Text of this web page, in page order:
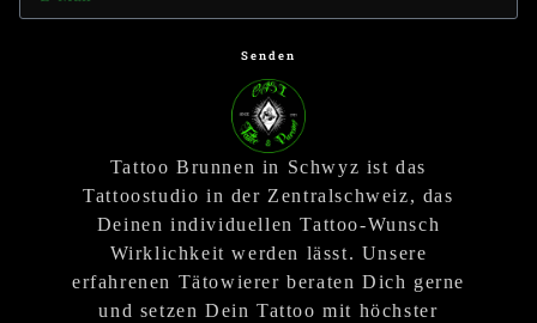
Senden
Tattoo Brunnen in Schwyz ist das
Tattoostudio in der Zentralschweiz, das
Deinen individuellen Tattoo-Wunsch
Wirklichkeit werden lässt. Unsere
erfahrenen Tätowierer beraten Dich gerne
und setzen Dein Tattoo mit höchster